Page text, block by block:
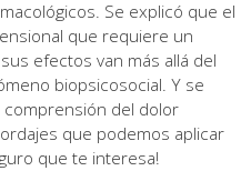
Se explicó que el
que requiere un
efectos van más allá del
biopsicosocial. Y se
del dolor
que podemos aplicar
que te interesa!